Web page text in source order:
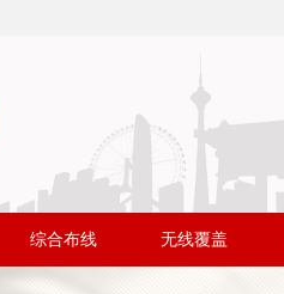
综合布线 无线覆盖